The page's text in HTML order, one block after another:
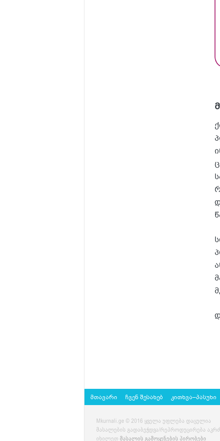
მთავარი ჩვენ შესახებ კითხვა–პასუხი
Mkurnali.ge © 2016 ყველა უფლება დაცულია
მასალების გადაბეჭდვა/რეპროდუცირება
იხილეთ მასალის გამოყენების პირობები